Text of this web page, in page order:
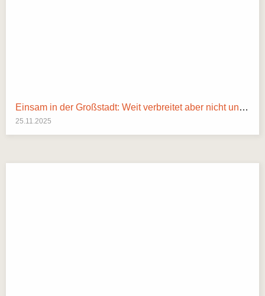
Einsam in der Großstadt: Weit verbreitet aber nicht unüberwindbar
25.11.2025